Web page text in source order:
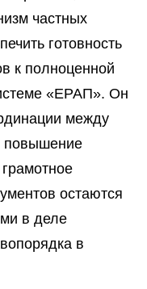
частных
готовность
к полноценной
«ЕРАП». Он
между
повышение
остаются
в деле
в